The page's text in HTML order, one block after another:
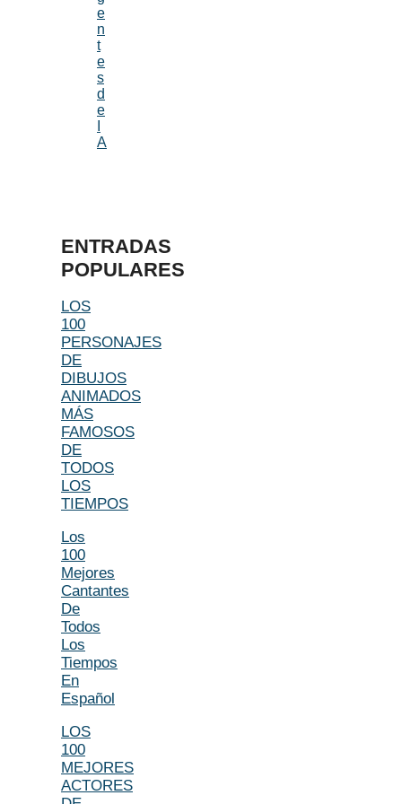
e
n
t
e
s
d
e
A
ENTRADAS
POPULARES
LOS
100
PERSONAJES
DE
DIBUJOS
ANIMADOS
MÁS
FAMOSOS
DE
TODOS
LOS
TIEMPOS
Los
100
Mejores
Cantantes
De
Todos
Los
Tiempos
En
Español
LOS
100
MEJORES
ACTORES